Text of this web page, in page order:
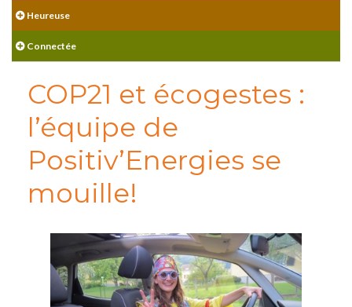
Heureuse
Connectée
COP21 et écogestes :
l’équipe de
Positiv’Energies se
mouille!